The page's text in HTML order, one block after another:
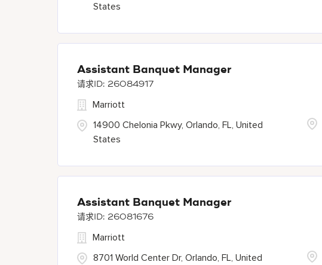
States
Assistant Banquet Manager
26084917
14900 Chelonia Pkwy, Orlando, FL, United
States
Marriott
Assistant Banquet Manager
26081676
8701 World Center Dr, Orlando, FL, United
Marriott